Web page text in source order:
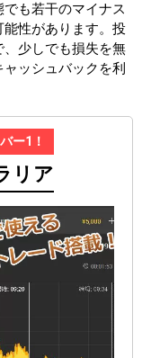
も若干のマイナス
性があります。投
少しでも損失を無
ッシュバックを利
ー1！
リア